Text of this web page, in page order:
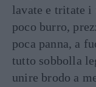
lavate e tritate i
poco burro,
poca panna, a
tutto sobbolla
unire brodo a